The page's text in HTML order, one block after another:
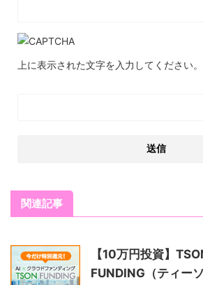
としても５社と面談して蓄えるぐらいの知
さり、こちらの疑問や不安にも一つひとつ
ピード感をもって説明してくれたので、納
がせるようなこともなく、安心して検討を
ローがしっかりしていて、疑問点や相談に
るので、長期的に安心して任せられるだろ
上に表示された文字を入力してください。
関連記事
【10万円投資】
FUNDING（ティー